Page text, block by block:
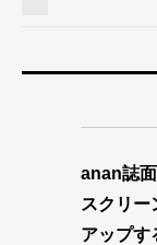
anan誌
スクリー
アップす